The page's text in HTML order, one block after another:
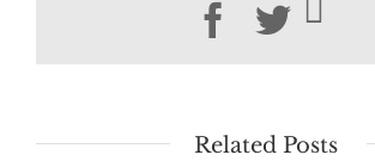
Facebook
Twitter
Related Posts